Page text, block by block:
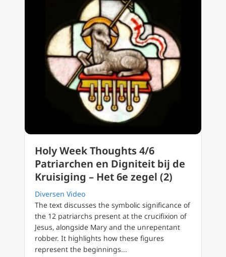
Holy Week Thoughts 4/6
Patriarchen en Digniteit bij de
Kruisiging – Het 6e zegel (2)
Diversen Video
The text discusses the symbolic significance of
the 12 patriarchs present at the crucifixion of
Jesus, alongside Mary and the unrepentant
robber. It highlights how these figures
represent the beginnings...